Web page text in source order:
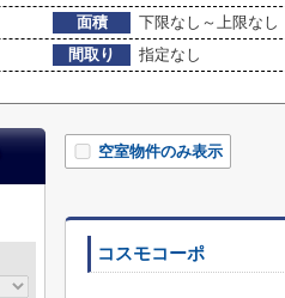
面積 下限なし～上限なし
間取り
指定なし
空室物件のみ表示
コスモコーポ